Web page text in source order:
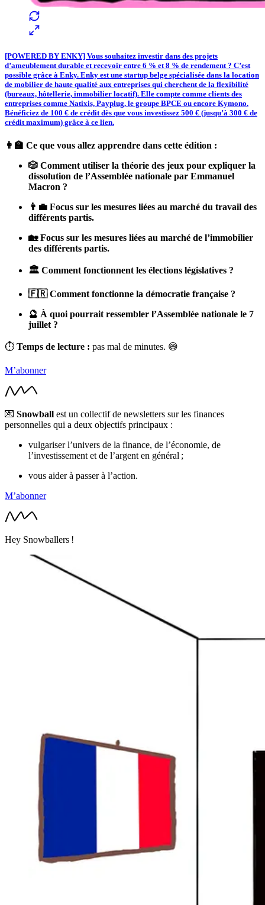
[POWERED BY ENKY] Vous souhaitez investir dans des projets
d’ameublement durable et recevoir entre 6 % et 8 % de rendement ? C’est
possible grâce à Enky. Enky est une startup belge spécialisée dans la location
de mobilier de haute qualité aux entreprises qui cherchent de la flexibilité
(bureaux, hôtellerie, immobilier locatif). Elle compte comme clients des
entreprises comme Natixis, Payplug, le groupe BPCE ou encore Kymono.
Bénéficiez de 100 € de crédit dès que vous investissez 500 € (jusqu’à 300 € de
crédit maximum) grâce à ce lien.
👩‍🏫 Ce que vous allez apprendre dans cette édition :
🎲 Comment utiliser la théorie des jeux pour expliquer la
dissolution de l’Assemblée nationale par Emmanuel
Macron ?
👨‍💼 Focus sur les mesures liées au marché du travail des
différents partis.
🏡 Focus sur les mesures liées au marché de l’immobilier
des différents partis.
🏛️ Comment fonctionnent les élections législatives ?
🇫🇷 Comment fonctionne la démocratie française ?
🔮 À quoi pourrait ressembler l’Assemblée nationale le 7
juillet ?
⏱ Temps de lecture : pas mal de minutes. 😅
M’abonner
💌 Snowball est un collectif de newsletters sur les finances
personnelles qui a deux objectifs principaux :
vulgariser l’univers de la finance, de l’économie, de
l’investissement et de l’argent en général ;
vous aider à passer à l’action.
M’abonner
Hey Snowballers !